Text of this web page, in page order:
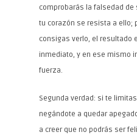
comprobarás la falsedad de
tu corazón se resista a ello;
consigas verlo, el resultado
inmediato, y en ese mismo
fuerza.
Segunda verdad: si te
negándote a quedar
a creer que no podrás ser